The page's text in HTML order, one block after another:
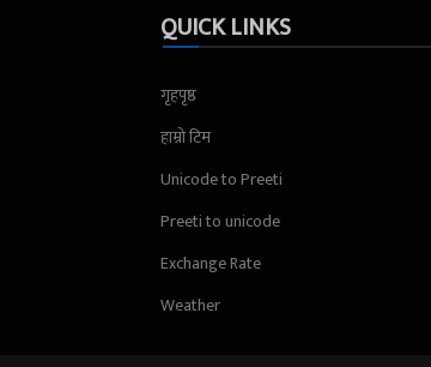
QUICK LINKS
गृहपृष्ठ
हाम्रो टिम
Unicode to Preeti
Preeti to unicode
Exchange Rate
Weather